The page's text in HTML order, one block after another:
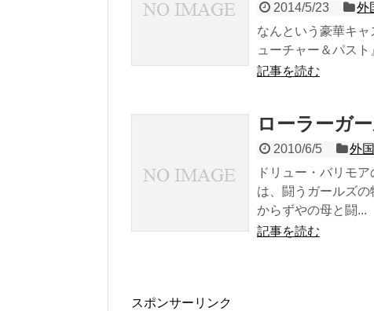
2014/5/23 外
なんという豪華キ
ューチャー＆パス
記事を読む
ローラーガ
2010/6/5 外
ドリュー・バリモ
は、闘うガールズ
からずやの母と闘...
記事を読む
スポンサーリンク